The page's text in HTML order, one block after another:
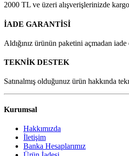
2000 TL ve üzeri alışverişlerinizde
İADE GARANTİSİ
Aldığınız ürünün paketini açmadan
TEKNİK DESTEK
Satınalmış olduğunuz ürün hakkında
Kurumsal
Hakkımızda
İletişim
Banka Hesaplarımız